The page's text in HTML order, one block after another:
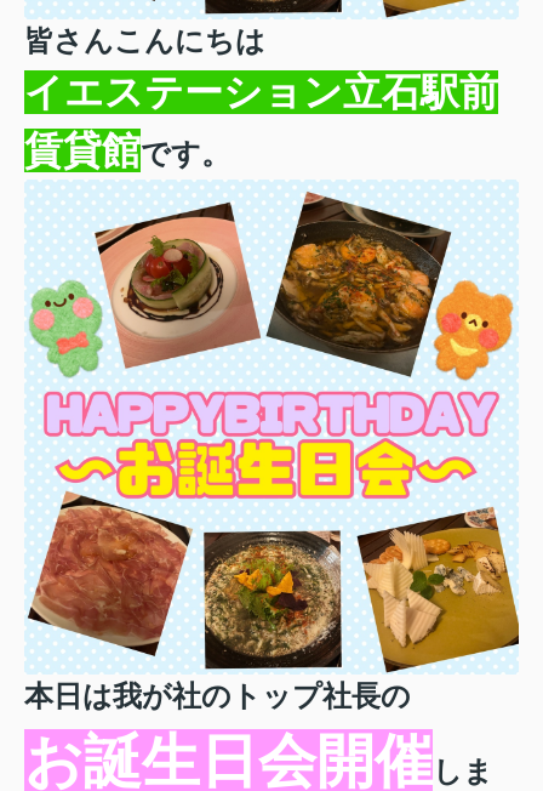
皆さんこんにちは
イエステーション立石駅前
賃貸館です。
本日は我が社のトップ社長の
お誕生日会開催しま